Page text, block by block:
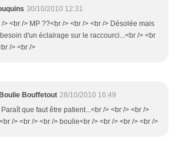
30/10/2010 12:31
/> <br /> MP ??<br /> <br /> <br /> Désolée mais
d'un éclairage sur le raccourci...<br /> <br
/> <br />
Bouffetout 28/10/2010 16:49
que faut être patient...<br /> <br /> <br />
/> <br /> <br /> boulie<br /> <br /> <br /> <br />